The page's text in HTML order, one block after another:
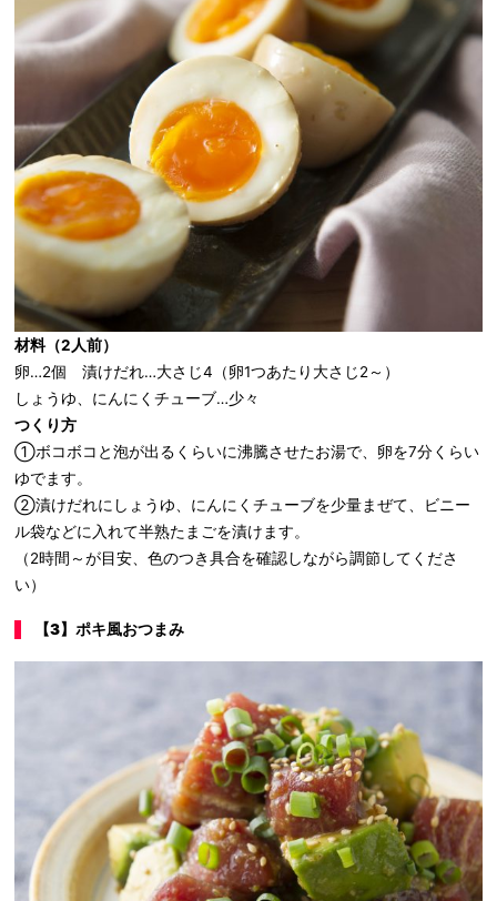
材料（2人前）
卵…2個 漬けだれ…大さじ4（卵1つあたり大さじ2～）
しょうゆ、にんにくチューブ…少々
つくり方
①ボコボコと泡が出るくらいに沸騰させたお湯で、卵を7分くらい
ゆでます。
②漬けだれにしょうゆ、にんにくチューブを少量まぜて、ビニー
ル袋などに入れて半熟たまごを漬けます。
（2時間～が目安、色のつき具合を確認しながら調節してくださ
い）
【3】ポキ風おつまみ